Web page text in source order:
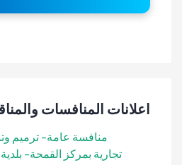
اعلانات المنافسات
منافسة عامة- ترميم
تجارية بمركز القمحة-